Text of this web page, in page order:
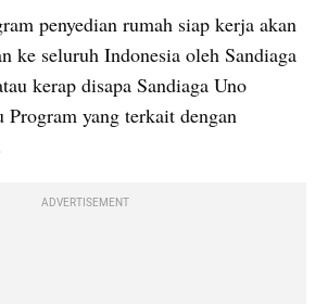
penyedian rumah siap kerja akan
ke seluruh Indonesia oleh Sandiaga
kerap disapa Sandiaga Uno
Program yang terkait dengan
ADVERTISEMENT